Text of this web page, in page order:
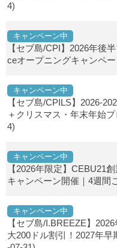
4)
キャンペーン中
【セブ島/CPI】2026年後
ceオープニングキャンペー
キャンペーン中
【セブ島/CPILS】2026-
＋クリスマス・年末年始
4)
キャンペーン中
【2026年限定】CEBU21
キャンペーン開催｜4週間
キャンペーン中
【セブ島/I.BREEZE】
大200ドル割引！2027年